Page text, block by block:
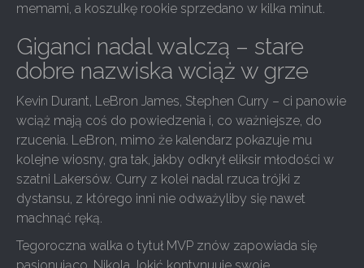
memami, a koszulkę rookie sprzedano w kilka minut.
Giganci nadal walczą – stare
dobre nazwiska wciąż w grze
Kevin Durant, LeBron James, Stephen Curry – ci panowie
wciąż mają coś do powiedzenia i, co ważniejsze, do
rzucenia. LeBron, mimo że kalendarz pokazuje mu
kolejne wiosny, gra tak, jakby odkrył eliksir młodości w
szatni Lakersów. Curry z kolei nadal rzuca trójki z
dystansu, z którego inni nie odważyliby się nawet
machnąć ręką.
Tegoroczna walka o tytuł MVP znów zapowiada się